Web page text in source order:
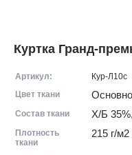
Куртка Гранд-
Артикул:
Кур-Л10с
Цвет ткани
Состав ткани Х/Б
Плотность
ткани
215 г/м2